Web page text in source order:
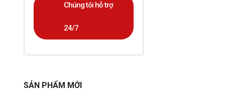
Chúng tôi hỗ trợ
24/7
SẢN PHẨM MỚI